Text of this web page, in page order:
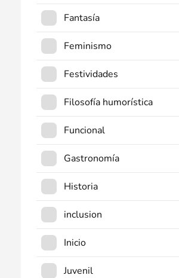
Fantasía
Feminismo
Festividades
Filosofía humorística
Funcional
Gastronomía
Historia
inclusion
Inicio
Juvenil